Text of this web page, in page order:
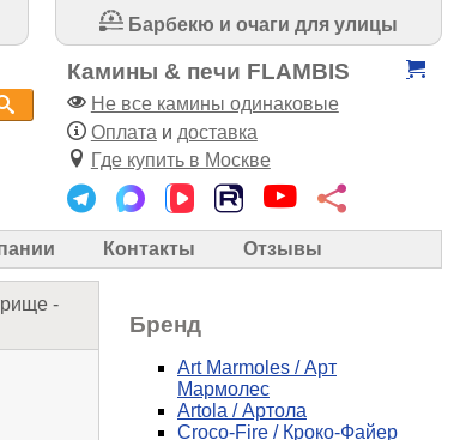
Барбекю и очаги для улицы
Камины & печи FLAMBIS
Не все камины одинаковые
Оплата и доставка
Где купить в Москве
Контакты Отзывы
-
Бренд
Art Marmoles / Арт
Мармолес
Artola / Артола
Croco-Fire / Кроко-Файер